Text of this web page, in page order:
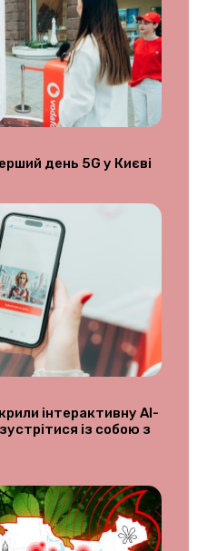
день 5G у Києві
інтерактивну AI-
із собою з